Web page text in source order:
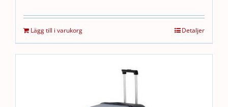
Lägg till i varukorg Detaljer